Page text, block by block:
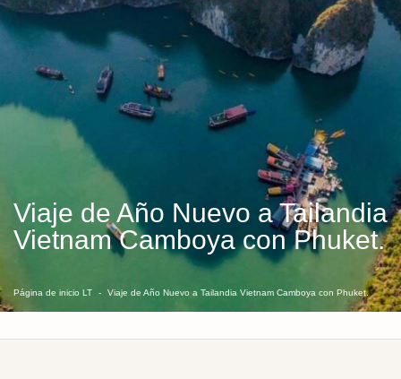
Viaje de Año Nuevo a Tailandia
Vietnam Camboya con Phuket.
Página de inicio LT Viaje de Año Nuevo a Tailandia Vietnam Camboya con Phuket.